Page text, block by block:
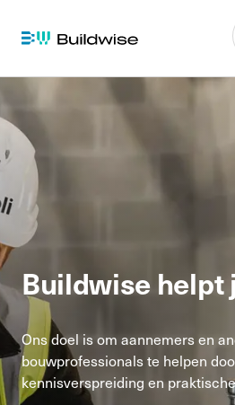
Buildwise helpt
Ons doel is om aannemers en
bouwprofessionals te helpen
kennisverspreiding en